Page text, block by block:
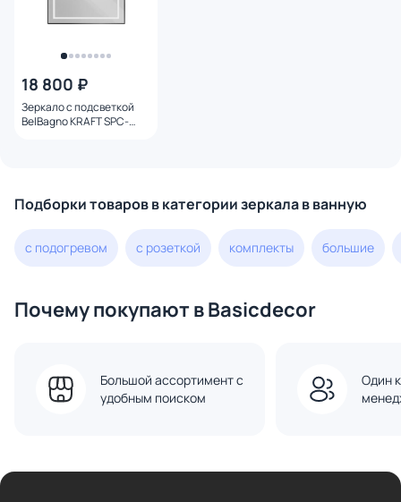
18 800 ₽
Зеркало с подсветкой
BelBagno KRAFT SPC-
Подборки товаров в категории зеркала в ванную
с подогревом с розеткой комплекты большие
Почему покупают в Basicdecor
Большой ассортимент с
удобным поиском
Один